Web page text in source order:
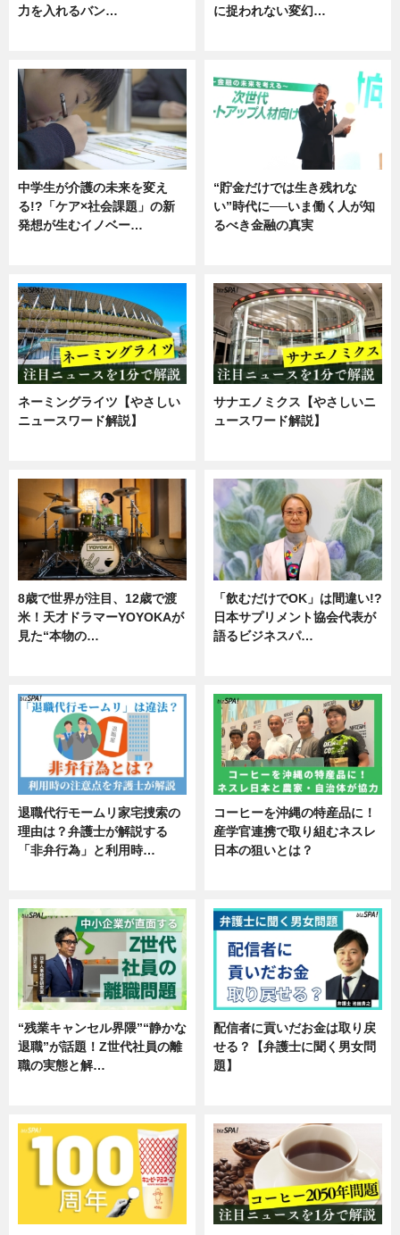
力を入れるバン…
に捉われない変幻…
中学生が介護の未来を変え
る!?「ケア×社会課題」の新
発想が生むイノベー…
“貯金だけでは生き残れな
い”時代に──いま働く人が知
るべき金融の真実
ネーミングライツ【やさしい
ニュースワード解説】
サナエノミクス【やさしいニ
ュースワード解説】
8歳で世界が注目、12歳で渡
米！天才ドラマーYOYOKAが
見た“本物の…
「飲むだけでOK」は間違い!?
日本サプリメント協会代表が
語るビジネスパ…
退職代行モームリ家宅捜索の
理由は？弁護士が解説する
「非弁行為」と利用時…
コーヒーを沖縄の特産品に！
産学官連携で取り組むネスレ
日本の狙いとは？
“残業キャンセル界隈”“静かな
退職”が話題！Z世代社員の離
職の実態と解…
配信者に貢いだお金は取り戻
せる？【弁護士に聞く男女問
題】